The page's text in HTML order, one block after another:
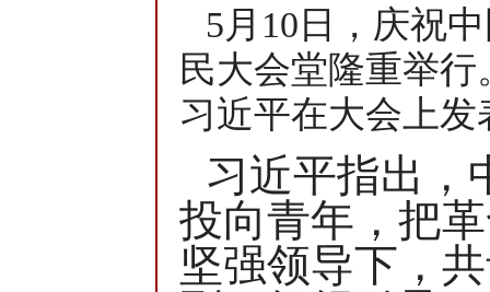
5月10日，庆祝
民大会堂隆重举
习近平在大会上
习近平指出，
投向青年，把
坚强领导下，